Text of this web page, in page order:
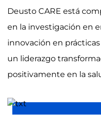
Deusto CARE está
en la investigación en
innovación en
un liderazgo
positivamente en la